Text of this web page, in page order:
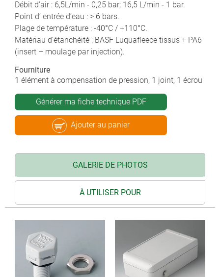
Débit d’air : 6,5L/min - 0,25 bar; 16,5 L/min - 1 bar.
Point d’ entrée d’eau : > 6 bars.
Plage de température : -40°C / +110°C.
Matériau d’étanchéité : BASF Luquafleece tissus + PA6
(insert – moulage par injection).
Fourniture
1 élément à compensation de pression, 1 joint, 1 écrou
Générer ma fiche technique PDF
Ajouter au panier
GALERIE DE PHOTOS
À UTILISER POUR